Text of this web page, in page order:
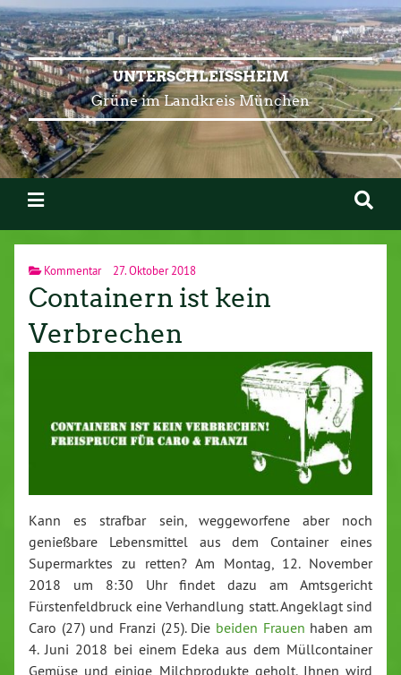
UNTERSCHLEISSHEIM
Grüne im Landkreis München
Kommentar 27. Oktober 2018
Containern ist kein
Verbrechen
Kann es strafbar sein, weggeworfene aber noch
genießbare Lebensmittel aus dem Container eines
Supermarktes zu retten? Am Montag, 12. November
2018 um 8:30 Uhr findet dazu am Amtsgericht
Fürstenfeldbruck eine Verhandlung statt. Angeklagt sind
Caro (27) und Franzi (25). Die beiden Frauen haben am
4. Juni 2018 bei einem Edeka aus dem Müllcontainer
Gemüse und einige Milchprodukte geholt. Ihnen wird